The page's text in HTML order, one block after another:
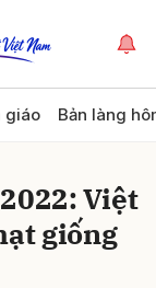
giáo Bản làng
Việt
giống